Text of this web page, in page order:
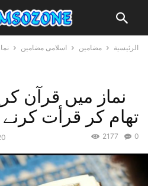
الرئيسية مضامین اسلامی مضامین
نماز میں قرآن
تھام کر قرأت
0
2177